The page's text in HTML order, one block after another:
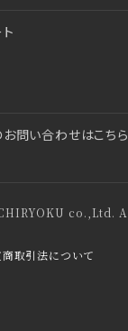
問い合わせはこちら
co.,Ltd.
取引法について